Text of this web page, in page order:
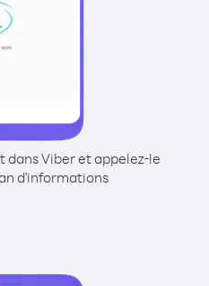
dans Viber et appelez-le
d'informations